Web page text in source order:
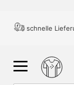
schnelle